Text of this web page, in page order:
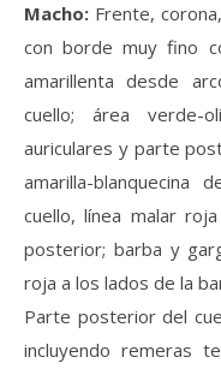
Macho: Frente,
con borde muy fino
amarillenta desde
cuello; área verde-
auriculares y parte
amarilla-blanquecina
cuello, línea malar
posterior; barba y
roja a los lados de la
Parte posterior del
incluyendo remeras